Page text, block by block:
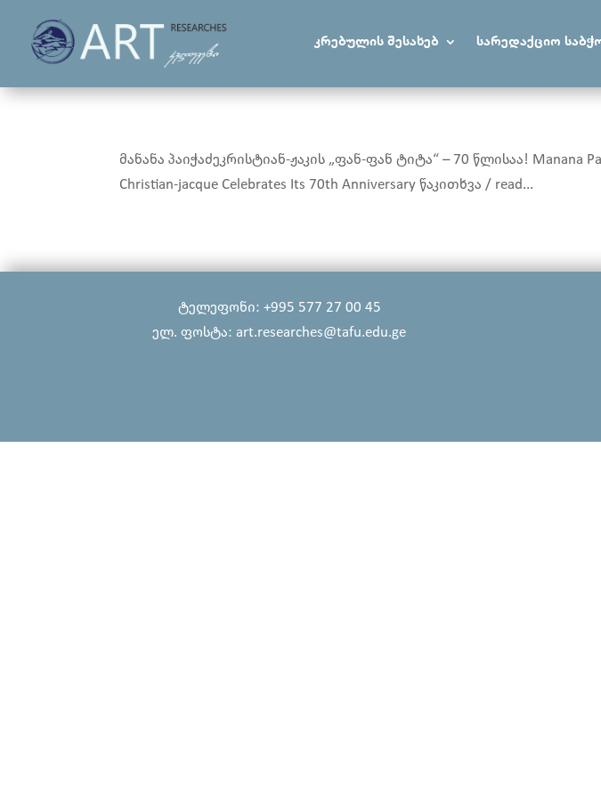
კრებულის შესახებ სარედაქციო
მანანა პაიჭაძეკრისტიან-ჟაკის „ფან-ფან ტიტა“ – 70 წლისაა! Manana
Christian-jacque Celebrates Its 70th Anniversary წაკითხვა / read...
ტელეფონი: +995 577 27 00 45
ელ. ფოსტა: art.researches@tafu.edu.ge